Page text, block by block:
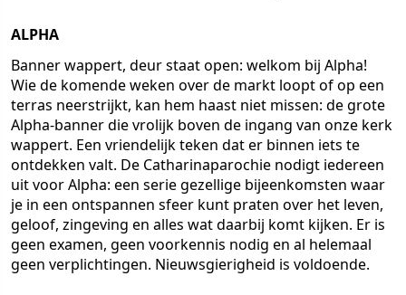
ALPHA
Banner wappert, deur staat open: welkom bij Alpha!
Wie de komende weken over de markt loopt of op een
terras neerstrijkt, kan hem haast niet missen: de grote
Alpha-banner die vrolijk boven de ingang van onze kerk
wappert. Een vriendelijk teken dat er binnen iets te
ontdekken valt. De Catharinaparochie nodigt iedereen
uit voor Alpha: een serie gezellige bijeenkomsten waar
je in een ontspannen sfeer kunt praten over het leven,
geloof, zingeving en alles wat daarbij komt kijken. Er is
geen examen, geen voorkennis nodig en al helemaal
geen verplichtingen. Nieuwsgierigheid is voldoende.